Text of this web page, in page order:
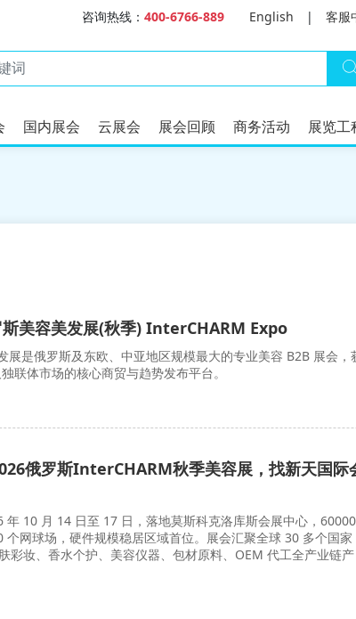
咨询热线： 400-6766-889 English | 客服
国内展会 云展会 展会回顾 商务活动 展览工
斯美容美发展(秋季) InterCHARM Expo
展是俄罗斯及东欧、中亚地区规模最大的专业美容 B2B 展会，
联体市场的核心商贸与趋势发布平台。
俄罗斯InterCHARM秋季美容展，找新天国际
年 10 月 14 日至 17 日，落地莫斯科克洛库斯会展中心，60000
网球场，硬件规模稳居区域首位。展会汇聚全球 30 多个国家
彩妆、香水个护、美容仪器、包材原料、OEM 代工全产业链产